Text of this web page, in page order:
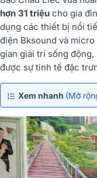
hơn 31 triệu cho gia
dụng các thiết bị nổi
điện Bksound và
gian giải trí sống động,
được sự tinh tế đặc
Xem nhanh (Mở